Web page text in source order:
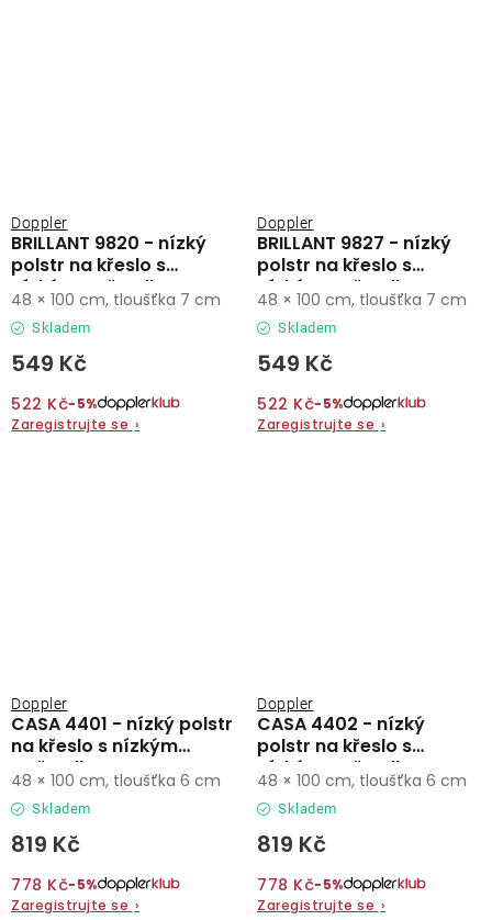
BRILLANT 9820 - nízký
polstr na křeslo s
nízkým opěradlem
Doppler
Skladem
549 Kč
522 Kč−5%
Zaregistrujte se ›
48 × 100 cm, tloušťka 7 cm
BRILLANT 9827 - nízký
polstr na křeslo s
nízkým opěradlem
Doppler
Skladem
549 Kč
522 Kč−5%
Zaregistrujte se ›
48 × 100 cm, tloušťka 7 cm
CASA 4401 - nízký polstr
na křeslo s nízkým
opěradlem
Doppler
Skladem
819 Kč
778 Kč−5%
Zaregistrujte se ›
48 × 100 cm, tloušťka 6 cm
CASA 4402 - nízký
polstr na křeslo s
nízkým opěradlem
Doppler
Skladem
819 Kč
778 Kč−5%
Zaregistrujte se ›
48 × 100 cm, tloušťka 6 cm